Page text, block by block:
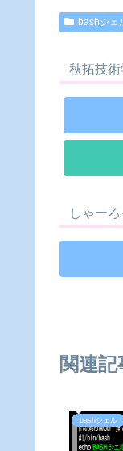
bashシェ
秋拓技術
しゃー
関連記
bashシェル